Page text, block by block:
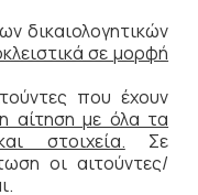
δικαιολογητικών
σε μορφή
που έχουν
αίτηση με όλα τα
στοιχεία. Σε
οι αιτούντες/